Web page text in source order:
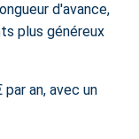
d'avance,
plus généreux
an, avec un